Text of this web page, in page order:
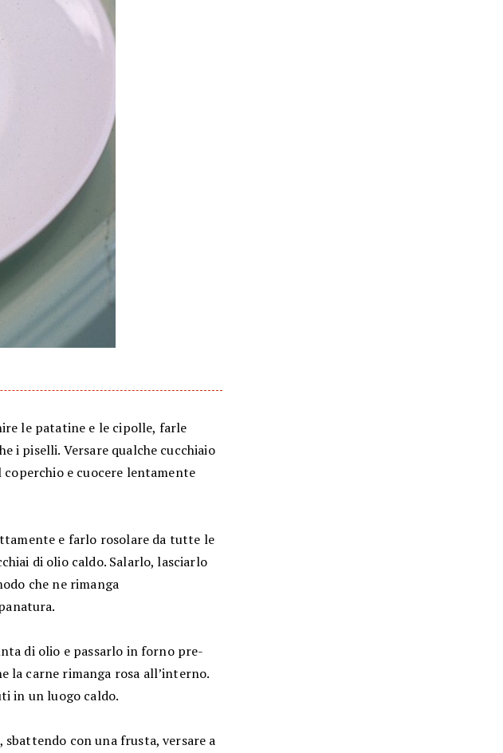
le patatine e le cipolle, farle
i piselli. Versare qualche cucchiaio
e cuocere lentamente
e farlo rosolare da tutte le
di olio caldo. Salarlo, lasciarlo
che ne rimanga
di olio e passarlo in forno pre-
la carne rimanga rosa all’interno.
in un luogo caldo.
con una frusta, versare a